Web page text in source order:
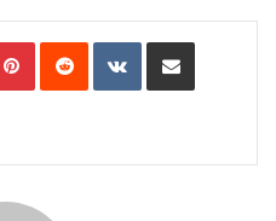
Pinterest Reddit VKontakte